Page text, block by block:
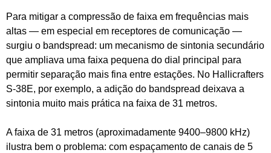
Para mitigar a compressão de faixa em frequências mais
altas — em especial em receptores de comunicação —
surgiu o bandspread: um mecanismo de sintonia secundário
que ampliava uma faixa pequena do dial principal para
permitir separação mais fina entre estações. No Hallicrafters
S‑38E, por exemplo, a adição do bandspread deixava a
sintonia muito mais prática na faixa de 31 metros.
A faixa de 31 metros (aproximadamente 9400–9800 kHz)
ilustra bem o problema: com espaçamento de canais de 5